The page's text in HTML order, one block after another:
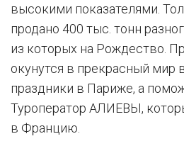
высокими показателями.
продано 400 тыс. тонн
из которых на Рождество.
окунутся в прекрасный мир
праздники в Париже, а
Туроператор АЛИЕВЫ,
в Францию.